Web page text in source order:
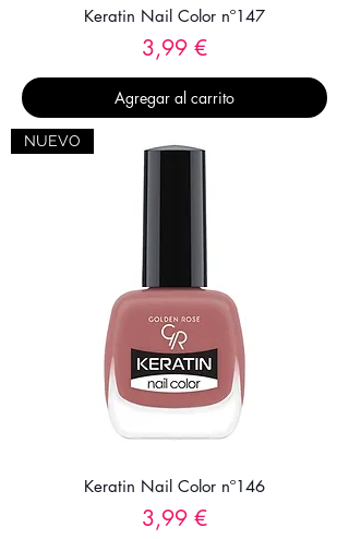
Keratin Nail Color nº147
Precio
3,99 €
Agregar al carrito
NUEVO
Keratin Nail Color nº146
Precio
3,99 €